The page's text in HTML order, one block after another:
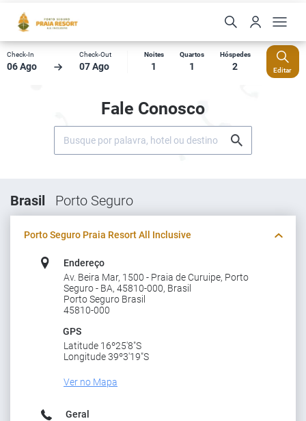
Check-In
06 Ago
Check-Out
07 Ago
Noites
1
Quartos
1
Hóspedes
2 Editar
Fale Conosco
Brasil Porto Seguro
Porto Seguro Praia Resort All Inclusive
Endereço
Av. Beira Mar, 1500 - Praia de Curuipe, Porto
Seguro - BA, 45810-000, Brasil
Porto Seguro Brasil
45810-000
GPS
Latitude 16º25'8"S
Longitude 39º3'19"S
Ver no Mapa
Geral